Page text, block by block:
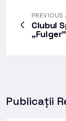
PREVIOUS
Clubul
„Fulger”
Publicații